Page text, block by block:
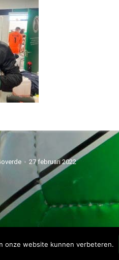
27 februari 2022
onze website kunnen verbeteren.